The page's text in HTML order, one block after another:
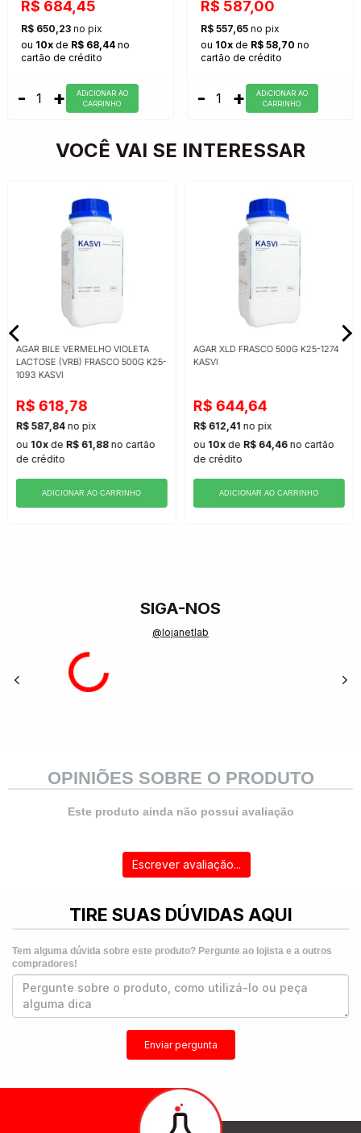
R$ 684,45
R$ 650,23 no pix
ou 10x de R$ 68,44 no
cartão de crédito
- +
ADiCIONAR AO
CARRINHO
R$ 587,00
R$ 557,65 no pix
ou 10x de R$ 58,70 no
cartão de crédito
- +
ADiCIONAR AO
CARRINHO
VOCÊ VAI SE INTERESSAR
AGAR BILE VERMELHO VIOLETA
LACTOSE (VRB) FRASCO 500G K25-
1093 KASVI
R$ 618,78
R$ 587,84no pix
ou 10xde R$ 61,88no cartão
de crédito
ADICIONAR AO CARRINHO
AGAR XLD FRASCO 500G K25-1274
KASVI
R$ 644,64
R$ 612,41 no pix
ou 10xde R$ 64,46no cartão
de crédito
ADICIONAR AO CARRINHO
SIGA-NOS
@lojanetlab
OPINIÕES SOBRE O PRODUTO
Este produto ainda não possui avaliação
Escrever avaliação...
TIRE SUAS DÚVIDAS AQUI
Tem alguma dúvida sobre este produto? Pergunte ao lojista e a outros
compradores!
Enviar pergunta